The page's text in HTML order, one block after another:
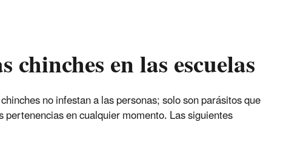
en las escuelas
no infestan a las personas; solo son parásitos que
en cualquier momento. Las siguientes